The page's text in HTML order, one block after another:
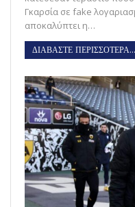
Γκαρσία σε fake
αποκαλύπτει η…
ΔΙΑΒΑΣΤΕ ΠΕΡΙΣΣΟΤΕΡΑ...